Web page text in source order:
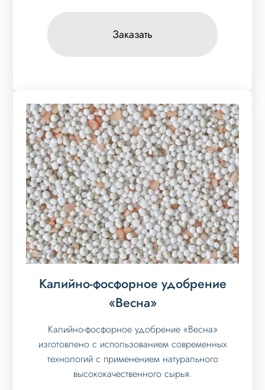
Заказать
Калийно-фосфорное удобрение
«Весна»
Калийно-фосфорное удобрение «Весна»
изготовлено с использованием современных
технологий с применением натурального
высококачественного сырья.